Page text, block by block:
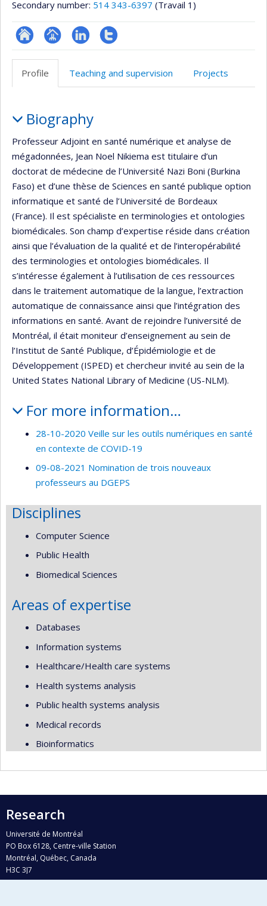
Secondary number: 514 343-6397 (Travail 1)
ResearchGate
Page
(faculté,département,école)
LinkedInCompte
Profile Teaching and supervision Projects
Biography
Professeur Adjoint en santé numérique et analyse de
mégadonnées, Jean Noel Nikiema est titulaire d’un
doctorat de médecine de l’Université Nazi Boni (Burkina
Faso) et d’une thèse de Sciences en santé publique option
informatique et santé de l’Université de Bordeaux
(France). Il est spécialiste en terminologies et ontologies
biomédicales. Son champ d’expertise réside dans création
ainsi que l’évaluation de la qualité et de l’interopérabilité
des terminologies et ontologies biomédicales. Il
s’intéresse également à l’utilisation de ces ressources
dans le traitement automatique de la langue, l’extraction
automatique de connaissance ainsi que l’intégration des
informations en santé. Avant de rejoindre l’université de
Montréal, il était moniteur d’enseignement au sein de
l’Institut de Santé Publique, d’Épidémiologie et de
Développement (ISPED) et chercheur invité au sein de la
United States National Library of Medicine (US-NLM).
For more information…
28-10-2020 Veille sur les outils numériques en santé
en contexte de COVID-19
09-08-2021 Nomination de trois nouveaux
professeurs au DGEPS
Disciplines
Computer Science
Public Health
Biomedical Sciences
Areas of expertise
Databases
Information systems
Healthcare/Health care systems
Health systems analysis
Public health systems analysis
Medical records
Bioinformatics
Research
Université de Montréal
PO Box 6128, Centre-ville Station
Montréal, Québec, Canada
H3C 3J7